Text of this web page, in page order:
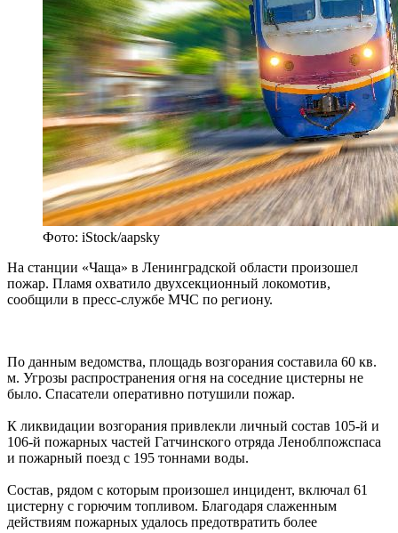
Фото: iStock/aapsky
На станции «Чаща» в Ленинградской области произошел
пожар. Пламя охватило двухсекционный локомотив,
сообщили в пресс‑службе МЧС по региону.
По данным ведомства, площадь возгорания составила 60 кв.
м. Угрозы распространения огня на соседние цистерны не
было. Спасатели оперативно потушили пожар.
К ликвидации возгорания привлекли личный состав 105‑й и
106‑й пожарных частей Гатчинского отряда Леноблпожспаса
и пожарный поезд с 195 тоннами воды.
Состав, рядом с которым произошел инцидент, включал 61
цистерну с горючим топливом. Благодаря слаженным
действиям пожарных удалось предотвратить более